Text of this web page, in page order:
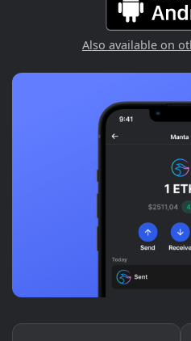
Also available on